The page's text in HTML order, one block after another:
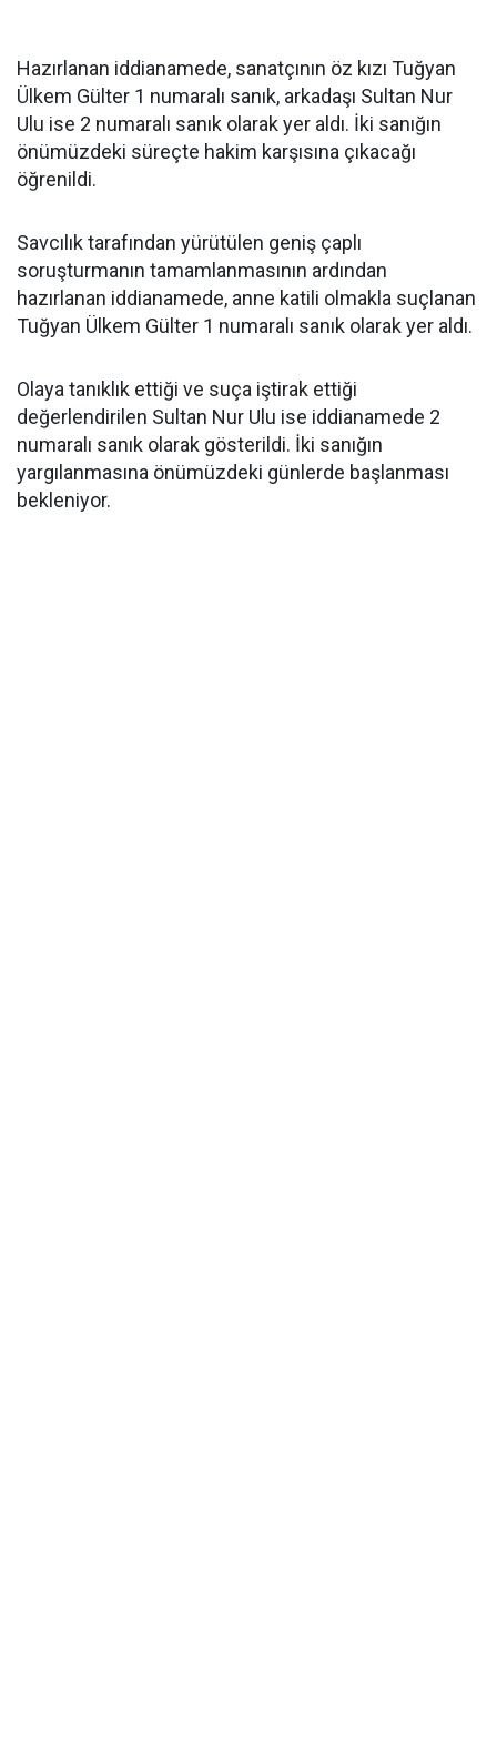
Hazırlanan iddianamede, sanatçının öz kızı Tuğyan
Ülkem Gülter 1 numaralı sanık, arkadaşı Sultan Nur
Ulu ise 2 numaralı sanık olarak yer aldı. İki sanığın
önümüzdeki süreçte hakim karşısına çıkacağı
öğrenildi.
Savcılık tarafından yürütülen geniş çaplı
soruşturmanın tamamlanmasının ardından
hazırlanan iddianamede, anne katili olmakla suçlanan
Tuğyan Ülkem Gülter 1 numaralı sanık olarak yer aldı.
Olaya tanıklık ettiği ve suça iştirak ettiği
değerlendirilen Sultan Nur Ulu ise iddianamede 2
numaralı sanık olarak gösterildi. İki sanığın
yargılanmasına önümüzdeki günlerde başlanması
bekleniyor.